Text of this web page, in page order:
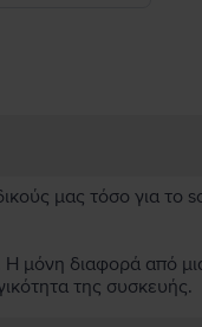
μας τόσο για το
Η μόνη διαφορά από
της συσκευής.